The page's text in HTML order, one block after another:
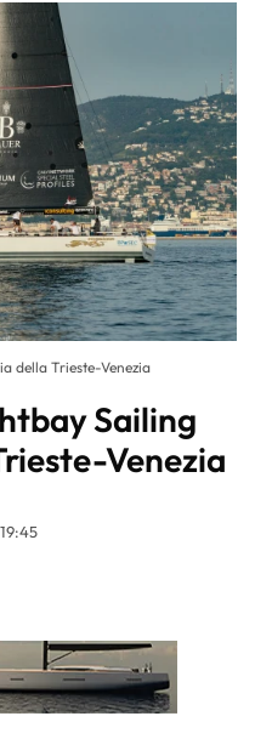
della Trieste-Venezia
Sailing
Venezia